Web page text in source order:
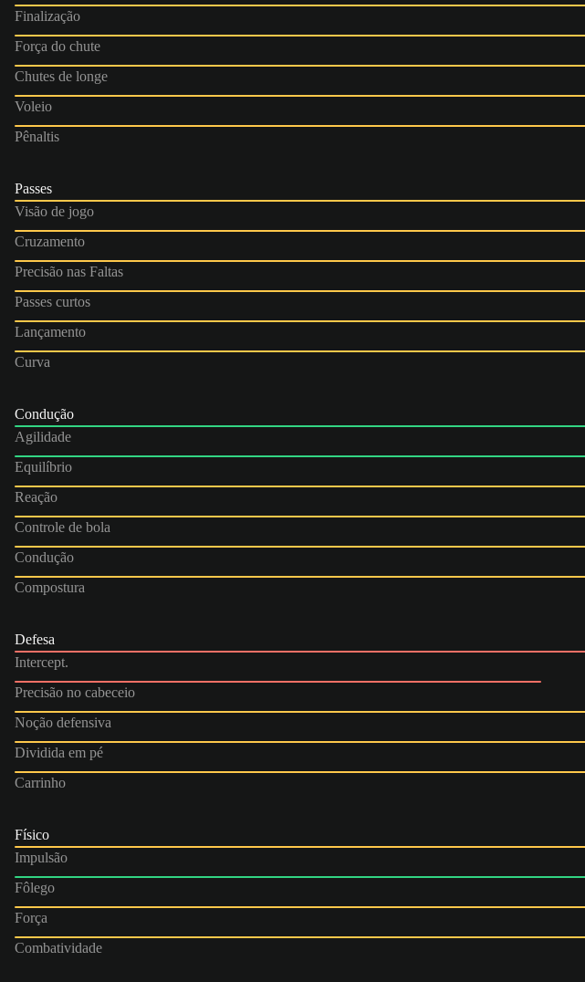
Finalização
Força do chute
Chutes de longe
Voleio
Pênaltis
Passes
Visão de jogo
Cruzamento
Precisão nas Faltas
Passes curtos
Lançamento
Curva
Condução
Agilidade
Equilíbrio
Reação
Controle de bola
Condução
Compostura
Defesa
Intercept.
Precisão no cabeceio
Noção defensiva
Dividida em pé
Carrinho
Físico
Impulsão
Fôlego
Força
Combatividade